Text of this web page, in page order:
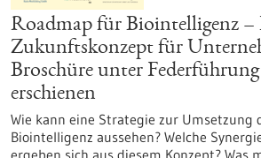
Roadmap für Biointelligenz –
Zukunftskonzept für
Broschüre unter
erschienen
Wie kann eine Strategie zur Umsetzung
Biointelligenz aussehen? Welche
ergeben sich aus diesem Konzept? Was